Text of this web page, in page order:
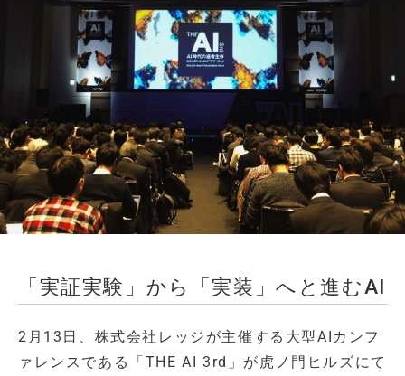
「実証実験」から「実装」へと進むAI
2月13日、株式会社レッジが主催する大型AIカンフ
ァレンスである「THE AI 3rd」が虎ノ門ヒルズにて